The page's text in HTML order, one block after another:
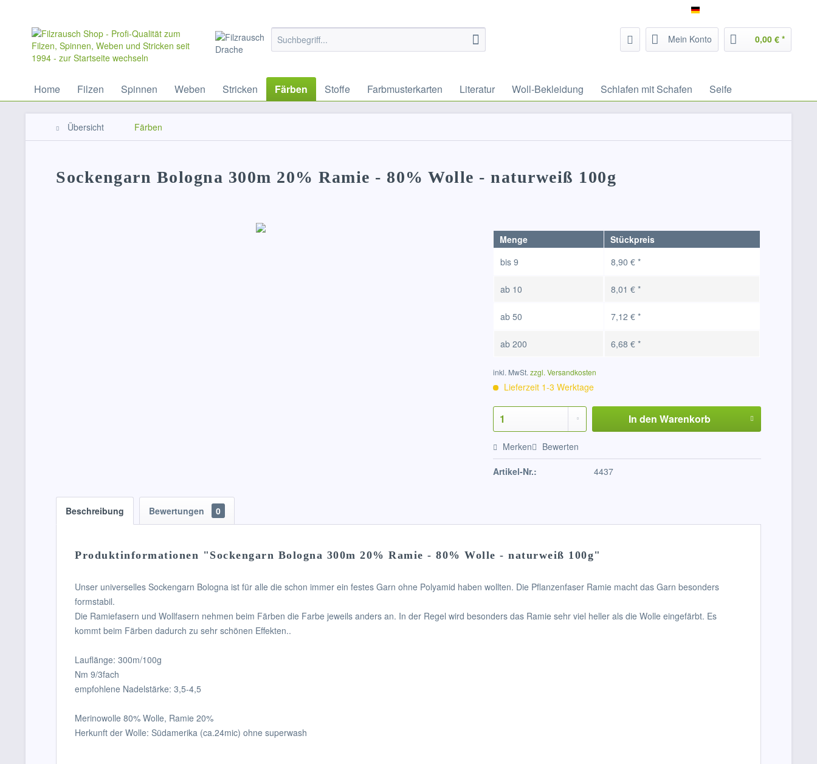
Mein Konto 0,00 € *
Home Filzen Spinnen Weben Stricken Färben Stoffe Farbmusterkarten Literatur Woll-Bekleidung Schlafen mit Schafen Seife
Übersicht Färben
Sockengarn Bologna 300m 20% Ramie - 80% Wolle - naturweiß 100g
Menge
Stückpreis
bis9 8,90 € *
ab 10 8,01 € *
ab50 7,12 € *
ab200 6,68 € *
inkl. MwSt.zzgl. Versandkosten
Lieferzeit 1-3 Werktage
In den Warenkorb
Merken Bewerten
Artikel-Nr.: 4437
Beschreibung Bewertungen 0
Produktinformationen "Sockengarn Bologna 300m 20% Ramie - 80% Wolle - naturweiß 100g"
Unser universelles Sockengarn Bologna ist für alle die schon immer ein festes Garn ohne Polyamid haben wollten. Die Pflanzenfaser Ramie macht das Garn besonders
formstabil.
Die Ramiefasern und Wollfasern nehmen beim Färben die Farbe jeweils anders an. In der Regel wird besonders das Ramie sehr viel heller als die Wolle eingefärbt. Es
kommt beim Färben dadurch zu sehr schönen Effekten..
Lauflänge: 300m/100g
Nm 9/3fach
empfohlene Nadelstärke: 3,5-4,5
Merinowolle 80% Wolle, Ramie 20%
Herkunft der Wolle: Südamerika (ca.24mic) ohne superwash